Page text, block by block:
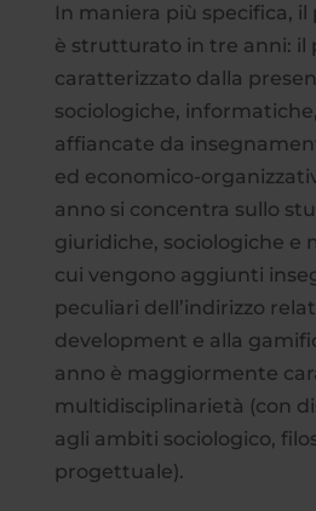
In maniera più specifica,
è strutturato in tre anni: il
caratterizzato dalla
sociologiche,
affiancate da
ed economico-
anno si concentra sullo
giuridiche, sociologiche e
cui vengono aggiunti
peculiari dell’indirizzo
development e alla
anno è maggiormente
multidisciplinarietà (con
agli ambiti sociologico,
progettuale).